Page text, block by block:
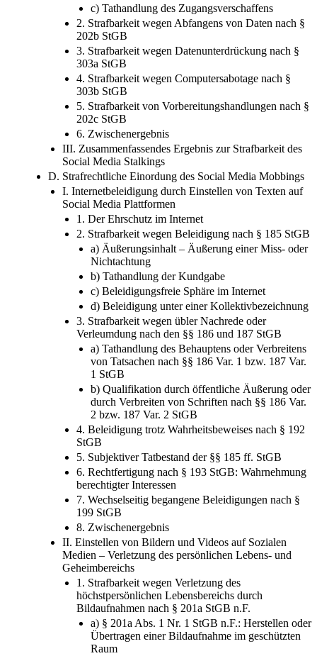
c) Tathandlung des Zugangsverschaffens
2. Strafbarkeit wegen Abfangens von Daten nach §
202b StGB
3. Strafbarkeit wegen Datenunterdrückung nach §
303a StGB
4. Strafbarkeit wegen Computersabotage nach §
303b StGB
5. Strafbarkeit von Vorbereitungshandlungen nach §
202c StGB
6. Zwischenergebnis
III. Zusammenfassendes Ergebnis zur Strafbarkeit des
Social Media Stalkings
D. Strafrechtliche Einordung des Social Media Mobbings
I. Internetbeleidigung durch Einstellen von Texten auf
Social Media Plattformen
1. Der Ehrschutz im Internet
2. Strafbarkeit wegen Beleidigung nach § 185 StGB
a) Äußerungsinhalt – Äußerung einer Miss- oder
Nichtachtung
b) Tathandlung der Kundgabe
c) Beleidigungsfreie Sphäre im Internet
d) Beleidigung unter einer Kollektivbezeichnung
3. Strafbarkeit wegen übler Nachrede oder
Verleumdung nach den §§ 186 und 187 StGB
a) Tathandlung des Behauptens oder Verbreitens
von Tatsachen nach §§ 186 Var. 1 bzw. 187 Var.
1 StGB
b) Qualifikation durch öffentliche Äußerung oder
durch Verbreiten von Schriften nach §§ 186 Var.
2 bzw. 187 Var. 2 StGB
4. Beleidigung trotz Wahrheitsbeweises nach § 192
StGB
5. Subjektiver Tatbestand der §§ 185 ff. StGB
6. Rechtfertigung nach § 193 StGB: Wahrnehmung
berechtigter Interessen
7. Wechselseitig begangene Beleidigungen nach §
199 StGB
8. Zwischenergebnis
II. Einstellen von Bildern und Videos auf Sozialen
Medien – Verletzung des persönlichen Lebens- und
Geheimbereichs
1. Strafbarkeit wegen Verletzung des
höchstpersönlichen Lebensbereichs durch
Bildaufnahmen nach § 201a StGB n.F.
a) § 201a Abs. 1 Nr. 1 StGB n.F.: Herstellen oder
Übertragen einer Bildaufnahme im geschützten
Raum